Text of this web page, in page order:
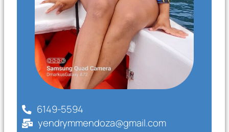
6149-5594
yendrymmendoza@gmail.com